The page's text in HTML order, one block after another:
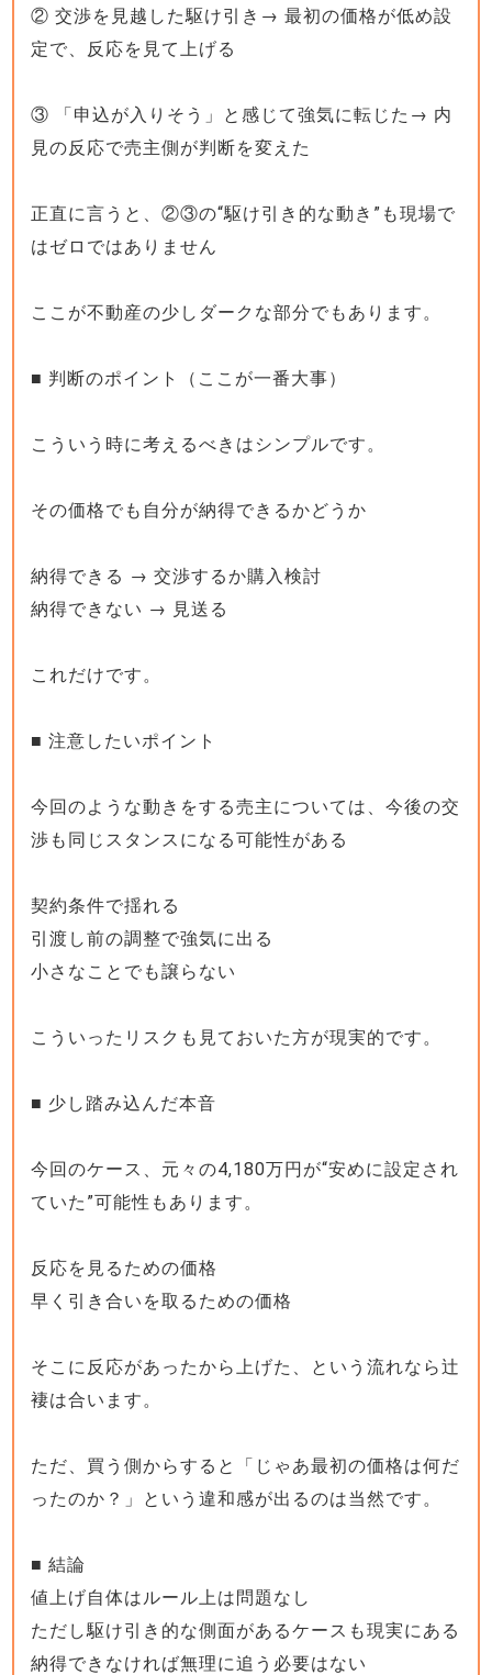
② 交渉を見越した駆け引き→ 最初の価格が低め設
定で、反応を見て上げる
③ 「申込が入りそう」と感じて強気に転じた→ 内
見の反応で売主側が判断を変えた
正直に言うと、②③の“駆け引き的な動き”も現場で
はゼロではありません
ここが不動産の少しダークな部分でもあります。
■ 判断のポイント（ここが一番大事）
こういう時に考えるべきはシンプルです。
その価格でも自分が納得できるかどうか
納得できる → 交渉するか購入検討
納得できない → 見送る
これだけです。
■ 注意したいポイント
今回のような動きをする売主については、今後の交
渉も同じスタンスになる可能性がある
契約条件で揺れる
引渡し前の調整で強気に出る
小さなことでも譲らない
こういったリスクも見ておいた方が現実的です。
■ 少し踏み込んだ本音
今回のケース、元々の4,180万円が“安めに設定され
ていた”可能性もあります。
反応を見るための価格
早く引き合いを取るための価格
そこに反応があったから上げた、という流れなら辻
褄は合います。
ただ、買う側からすると「じゃあ最初の価格は何だ
ったのか？」という違和感が出るのは当然です。
■ 結論
値上げ自体はルール上は問題なし
ただし駆け引き的な側面があるケースも現実にある
納得できなければ無理に追う必要はない